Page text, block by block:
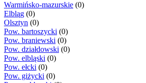
Warmińsko-mazurskie (0)
Elbląg (0)
Olsztyn (0)
Pow. bartoszycki (0)
Pow. braniewski (0)
Pow. działdowski (0)
Pow. elbląski (0)
Pow. ełcki (0)
Pow. giżycki (0)